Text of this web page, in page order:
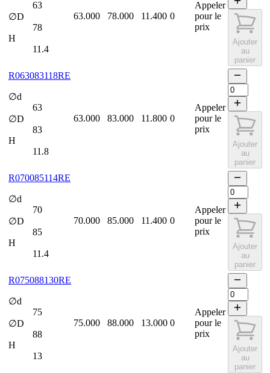
63
∅D
78
H
11.4
63.000 78.000 11.400 0
Appeler
pour le
prix
Ajouter
au
panier
R063083118RE
∅d
63
∅D
83
H
11.8
63.000 83.000 11.800 0
Appeler
pour le
prix
Ajouter
au
panier
R070085114RE
∅d
70
∅D
85
H
11.4
70.000 85.000 11.400 0
Appeler
pour le
prix
Ajouter
au
panier
R075088130RE
∅d
75
∅D
88
H
13
75.000 88.000 13.000 0
Appeler
pour le
prix
Ajouter
au
panier